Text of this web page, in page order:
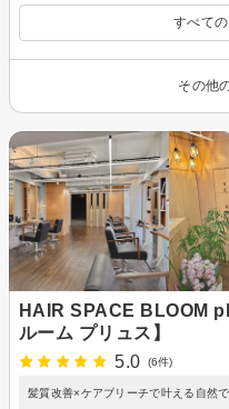
すべて
その他
HAIR SPACE BLOOM
ルーム プリュス】
5.0
(6件)
髪質改善×ケアブリーチで叶える自然